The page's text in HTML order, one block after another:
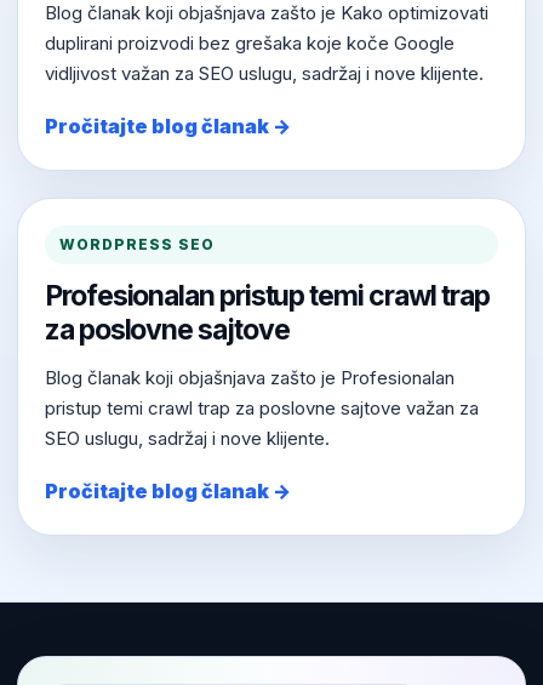
Blog članak koji objašnjava zašto je Kako optimizovati
duplirani proizvodi bez grešaka koje koče Google
vidljivost važan za SEO uslugu, sadržaj i nove klijente.
Pročitajte blog članak →
WORDPRESS SEO
Profesionalan pristup temi crawl trap
za poslovne sajtove
Blog članak koji objašnjava zašto je Profesionalan
pristup temi crawl trap za poslovne sajtove važan za
SEO uslugu, sadržaj i nove klijente.
Pročitajte blog članak →